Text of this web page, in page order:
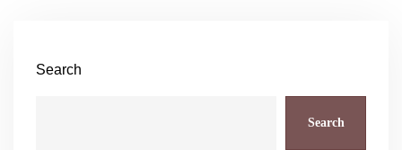
Search
Search